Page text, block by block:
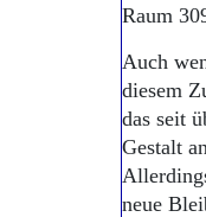
Raum
Auch
diesem
das seit
Gestalt
neue